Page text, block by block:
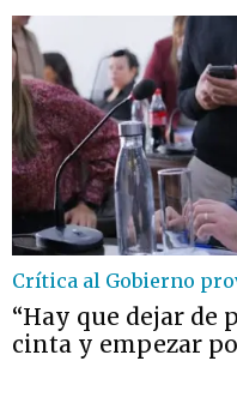
Crítica al Gobierno
“Hay que dejar de
cinta y empezar